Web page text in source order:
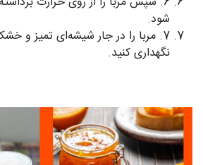
شود.
7. مربا را در جار شیشه‌ای تمیز و
نگهداری کنید.